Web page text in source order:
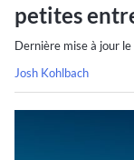
petites
Dernière mise à jour le
Josh Kohlbach